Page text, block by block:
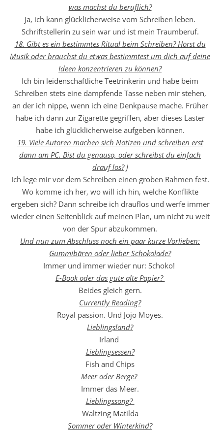
was machst du beruflich?
Ja, ich kann glücklicherweise vom Schreiben leben.
Schriftstellerin zu sein war und ist mein Traumberuf.
18. Gibt es ein bestimmtes Ritual beim Schreiben? Hörst du
Musik oder brauchst du etwas bestimmtest um dich auf deine
Ideen konzentrieren zu können?
Ich bin leidenschaftliche Teetrinkerin und habe beim
Schreiben stets eine dampfende Tasse neben mir stehen,
an der ich nippe, wenn ich eine Denkpause mache. Früher
habe ich dann zur Zigarette gegriffen, aber dieses Laster
habe ich glücklicherweise aufgeben können.
19. Viele Autoren machen sich Notizen und schreiben erst
dann am PC. Bist du genauso, oder schreibst du einfach
drauf los? J
Ich lege mir vor dem Schreiben einen groben Rahmen fest.
Wo komme ich her, wo will ich hin, welche Konflikte
ergeben sich? Dann schreibe ich drauflos und werfe immer
wieder einen Seitenblick auf meinen Plan, um nicht zu weit
von der Spur abzukommen.
Und nun zum Abschluss noch ein paar kurze Vorlieben:
Gummibären oder lieber Schokolade?
Immer und immer wieder nur: Schoko!
E-Book oder das gute alte Papier?
Beides gleich gern.
Currently Reading?
Royal passion. Und Jojo Moyes.
Lieblingsland?
Irland
Lieblingsessen?
Fish and Chips
Meer oder Berge?
Immer das Meer.
Lieblingssong?
Waltzing Matilda
Sommer oder Winterkind?